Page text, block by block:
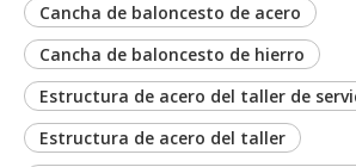
Cancha de baloncesto de acero
Cancha de baloncesto de hierro
Estructura de acero del taller de
Estructura de acero del taller